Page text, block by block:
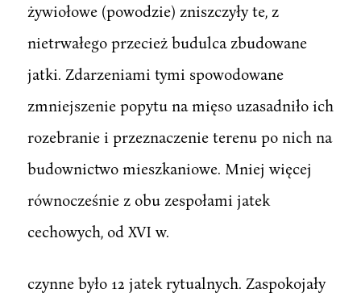
żywiołowe (powodzie) zniszczyły te, z
nietrwałego przecież budulca zbudowane
jatki. Zdarzeniami tymi spowodowane
zmniejszenie popytu na mięso uzasadniło ich
rozebranie i przeznaczenie terenu po nich na
budownictwo mieszkaniowe. Mniej więcej
równocześnie z obu zespołami jatek
cechowych, od XVI w.
czynne było 12 jatek rytualnych. Zaspokojały